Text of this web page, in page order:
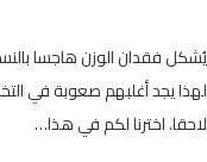
يُشكل فقدان الوزن هاجسا
لهذا يجد أغلبهم صعوبة في
لاحقا. اخترنا لكم في هذا…